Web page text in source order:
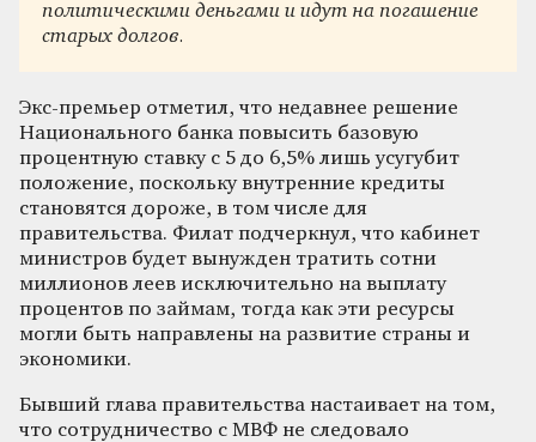
политическими деньгами и идут на погашение
старых долгов.
Экс-премьер отметил, что недавнее решение
Национального банка повысить базовую
процентную ставку с 5 до 6,5% лишь усугубит
положение, поскольку внутренние кредиты
становятся дороже, в том числе для
правительства. Филат подчеркнул, что кабинет
министров будет вынужден тратить сотни
миллионов леев исключительно на выплату
процентов по займам, тогда как эти ресурсы
могли быть направлены на развитие страны и
экономики.
Бывший глава правительства настаивает на том,
что сотрудничество с МВФ не следовало